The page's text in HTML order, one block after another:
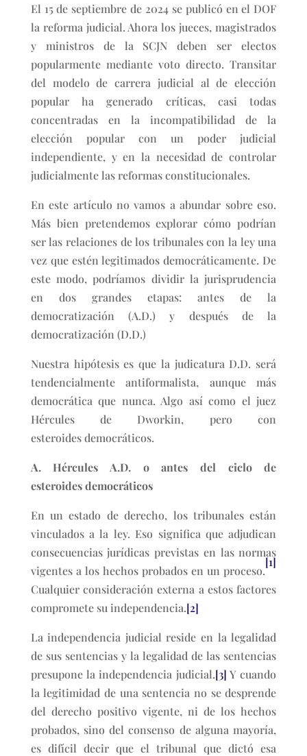
El 15 de septiembre de 2024 se publicó en el DOF
la reforma judicial. Ahora los jueces, magistrados
y ministros de la SCJN deben ser electos
popularmente mediante voto directo. Transitar
del modelo de carrera judicial al de elección
popular ha generado críticas, casi todas
concentradas en la incompatibilidad de la
elección popular con un poder judicial
independiente, y en la necesidad de controlar
judicialmente las reformas constitucionales.
En este artículo no vamos a abundar sobre eso.
Más bien pretendemos explorar cómo podrían
ser las relaciones de los tribunales con la ley una
vez que estén legitimados democráticamente. De
este modo, podríamos dividir la jurisprudencia
en dos grandes etapas: antes de la
democratización (A.D.) y después de la
democratización (D.D.)
Nuestra hipótesis es que la judicatura D.D. será
tendencialmente antiformalista, aunque más
democrática que nunca. Algo así como el juez
Hércules de Dworkin, pero con
esteroides democráticos.
A. Hércules A.D. o antes del ciclo de
esteroides democráticos
En un estado de derecho, los tribunales están
vinculados a la ley. Eso significa que adjudican
consecuencias jurídicas previstas en las normas
vigentes a los hechos probados en un proceso.
[1]
Cualquier consideración externa a estos factores
compromete su independencia.[2]
La independencia judicial reside en la legalidad
de sus sentencias y la legalidad de las sentencias
presupone la independencia judicial.[3] Y cuando
la legitimidad de una sentencia no se desprende
del derecho positivo vigente, ni de los hechos
probados, sino del consenso de alguna mayoría,
es difícil decir que el tribunal que dictó esa